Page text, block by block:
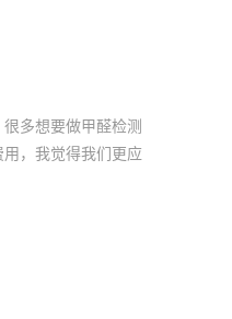
多想要做甲醛检测
，我觉得我们更应